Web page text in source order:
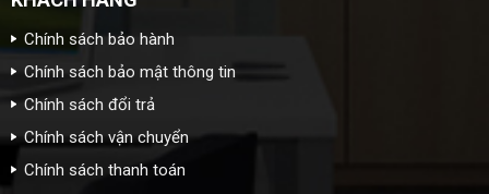
Chính sách bảo hành
Chính sách bảo mật thông tin
Chính sách đổi trả
Chính sách vận chuyển
Chính sách thanh toán